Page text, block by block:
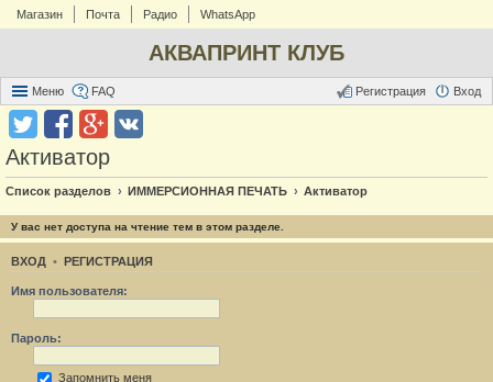
Магазин Почта Радио WhatsApp
АКВАПРИНТ КЛУБ
Меню FAQ Вход
Регистрация
Активатор
Список разделов ИММЕРСИОННАЯ ПЕЧАТЬ Активатор
У вас нет доступа на чтение тем в этом разделе.
ВХОД • РЕГИСТРАЦИЯ
Имя пользователя:
Пароль:
Запомнить меня